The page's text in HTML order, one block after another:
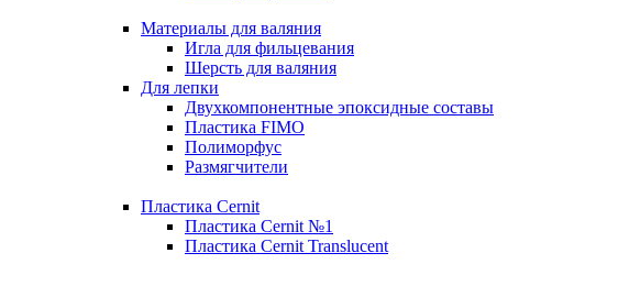
Материалы для валяния
Игла для фильцевания
Шерсть для валяния
Для лепки
Двухкомпонентные эпоксидные составы
Пластика FIMO
Полиморфус
Размягчители
Пластика Cernit
Пластика Cernit №1
Пластика Cernit Translucent